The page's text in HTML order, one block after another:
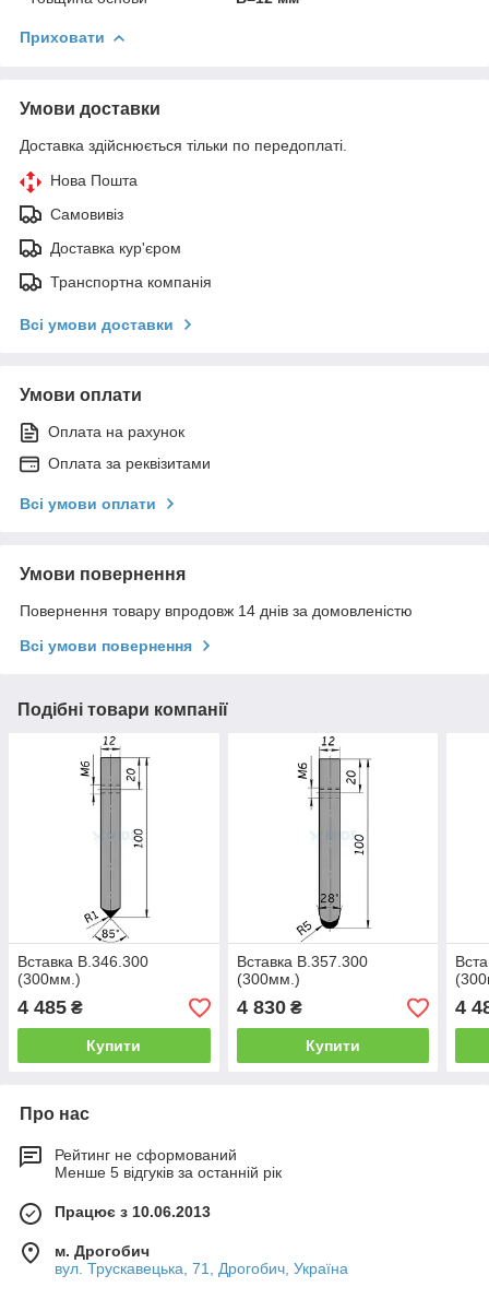
Приховати
Умови доставки
Доставка здійснюється тільки по передоплаті.
Нова Пошта
Самовивіз
Доставка кур'єром
Транспортна компанія
Всі умови доставки
Умови оплати
Оплата на рахунок
Оплата за реквізитами
Всі умови оплати
Умови повернення
Повернення товару впродовж 14 днів за домовленістю
Всі умови повернення
Подібні товари компанії
Вставка B.346.300
(300мм.)
4 485 ₴
Купити
Вставка B.357.300
(300мм.)
4 830₴
Купити
4
Про нас
Рейтинг не сформований
Менше 5 відгуків за останній рік
Працює з 10.06.2013
м. Дрогобич
вул. Трускавецька, 71, Дрогобич, Україна